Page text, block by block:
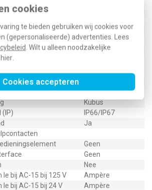
cookies
te bieden gebruiken wij cookies voor
(gepersonaliseerde) advertenties. Lees
. Wilt u alleen noodzakelijke
hier.
Cookies accepteren
bij DC-13, 230 V
Nee
Overig
Nee
voor gas
voor stof
Geen
Kubus
(IP)
IP66/IP67
Ja
Geen
Geen
Nee
bij AC-15 bij 125 V
Ampère
bij AC-15 bij 24 V
Ampère